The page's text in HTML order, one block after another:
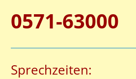
0571-63000
Sprechzeiten: